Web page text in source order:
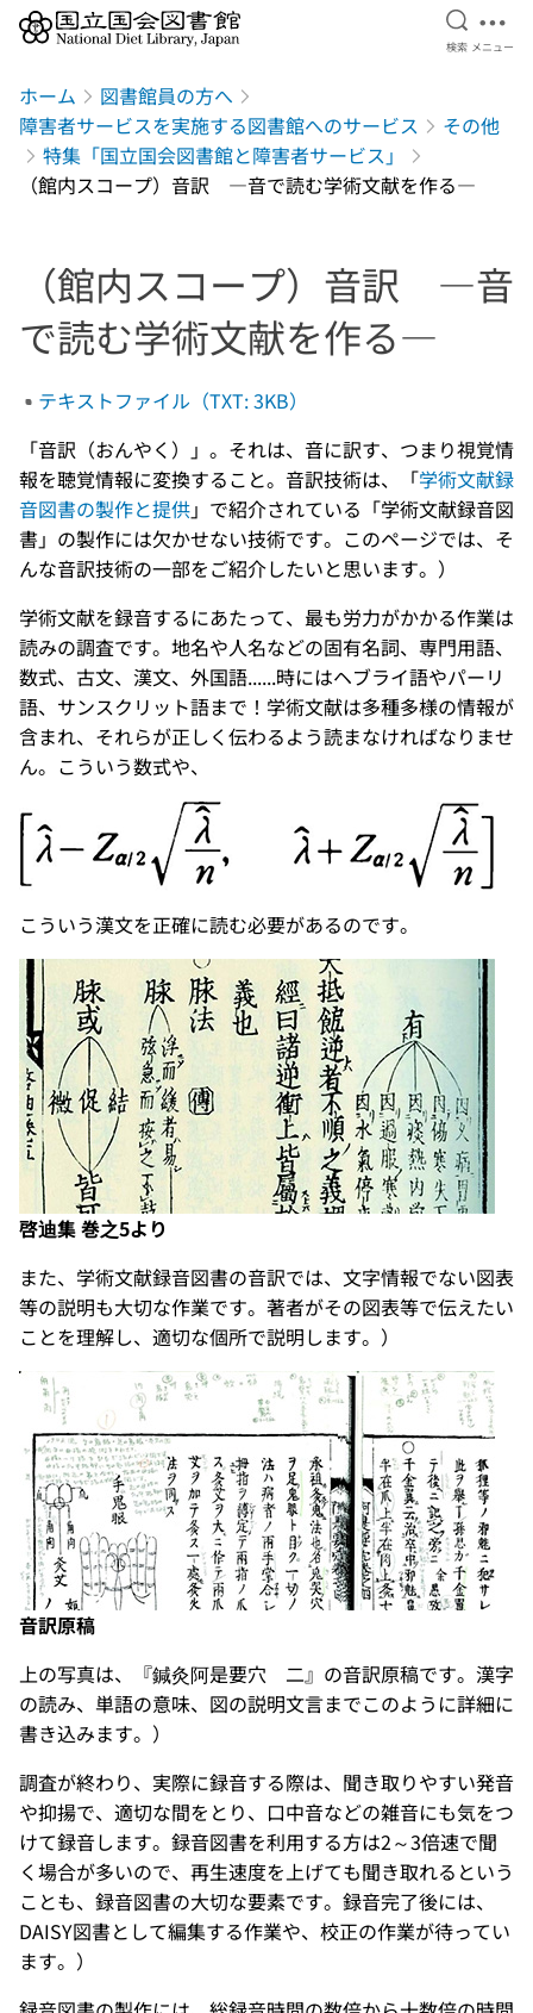
検索を
検索 メ
メニュー
ホーム
図書館員の方へ
障害者サービスを実施する図書館へのサービス
その他
特集「国立国会図書館と障害者サービス」
（館内スコープ）音訳 ―音で読む学術文献を作る―
（館内スコープ）音訳 ―音
で読む学術文献を作る―
テキストファイル（TXT: 3KB）
「音訳（おんやく）」。それは、音に訳す、つまり視覚情
報を聴覚情報に変換すること。音訳技術は、「学術文献録
音図書の製作と提供」で紹介されている「学術文献録音図
書」の製作には欠かせない技術です。このページでは、そ
んな音訳技術の一部をご紹介したいと思います。）
学術文献を録音するにあたって、最も労力がかかる作業は
読みの調査です。地名や人名などの固有名詞、専門用語、
数式、古文、漢文、外国語......時にはヘブライ語やパーリ
語、サンスクリット語まで！学術文献は多種多様の情報が
含まれ、それらが正しく伝わるよう読まなければなりませ
ん。こういう数式や、
こういう漢文を正確に読む必要があるのです。
啓迪集 巻之5より
また、学術文献録音図書の音訳では、文字情報でない図表
等の説明も大切な作業です。著者がその図表等で伝えたい
ことを理解し、適切な個所で説明します。）
音訳原稿
上の写真は、『鍼灸阿是要穴 二』の音訳原稿です。漢字
の読み、単語の意味、図の説明文言までこのように詳細に
書き込みます。）
調査が終わり、実際に録音する際は、聞き取りやすい発音
や抑揚で、適切な間をとり、口中音などの雑音にも気をつ
けて録音します。録音図書を利用する方は2～3倍速で聞
く場合が多いので、再生速度を上げても聞き取れるという
ことも、録音図書の大切な要素です。録音完了後には、
DAISY図書として編集する作業や、校正の作業が待ってい
ます。）